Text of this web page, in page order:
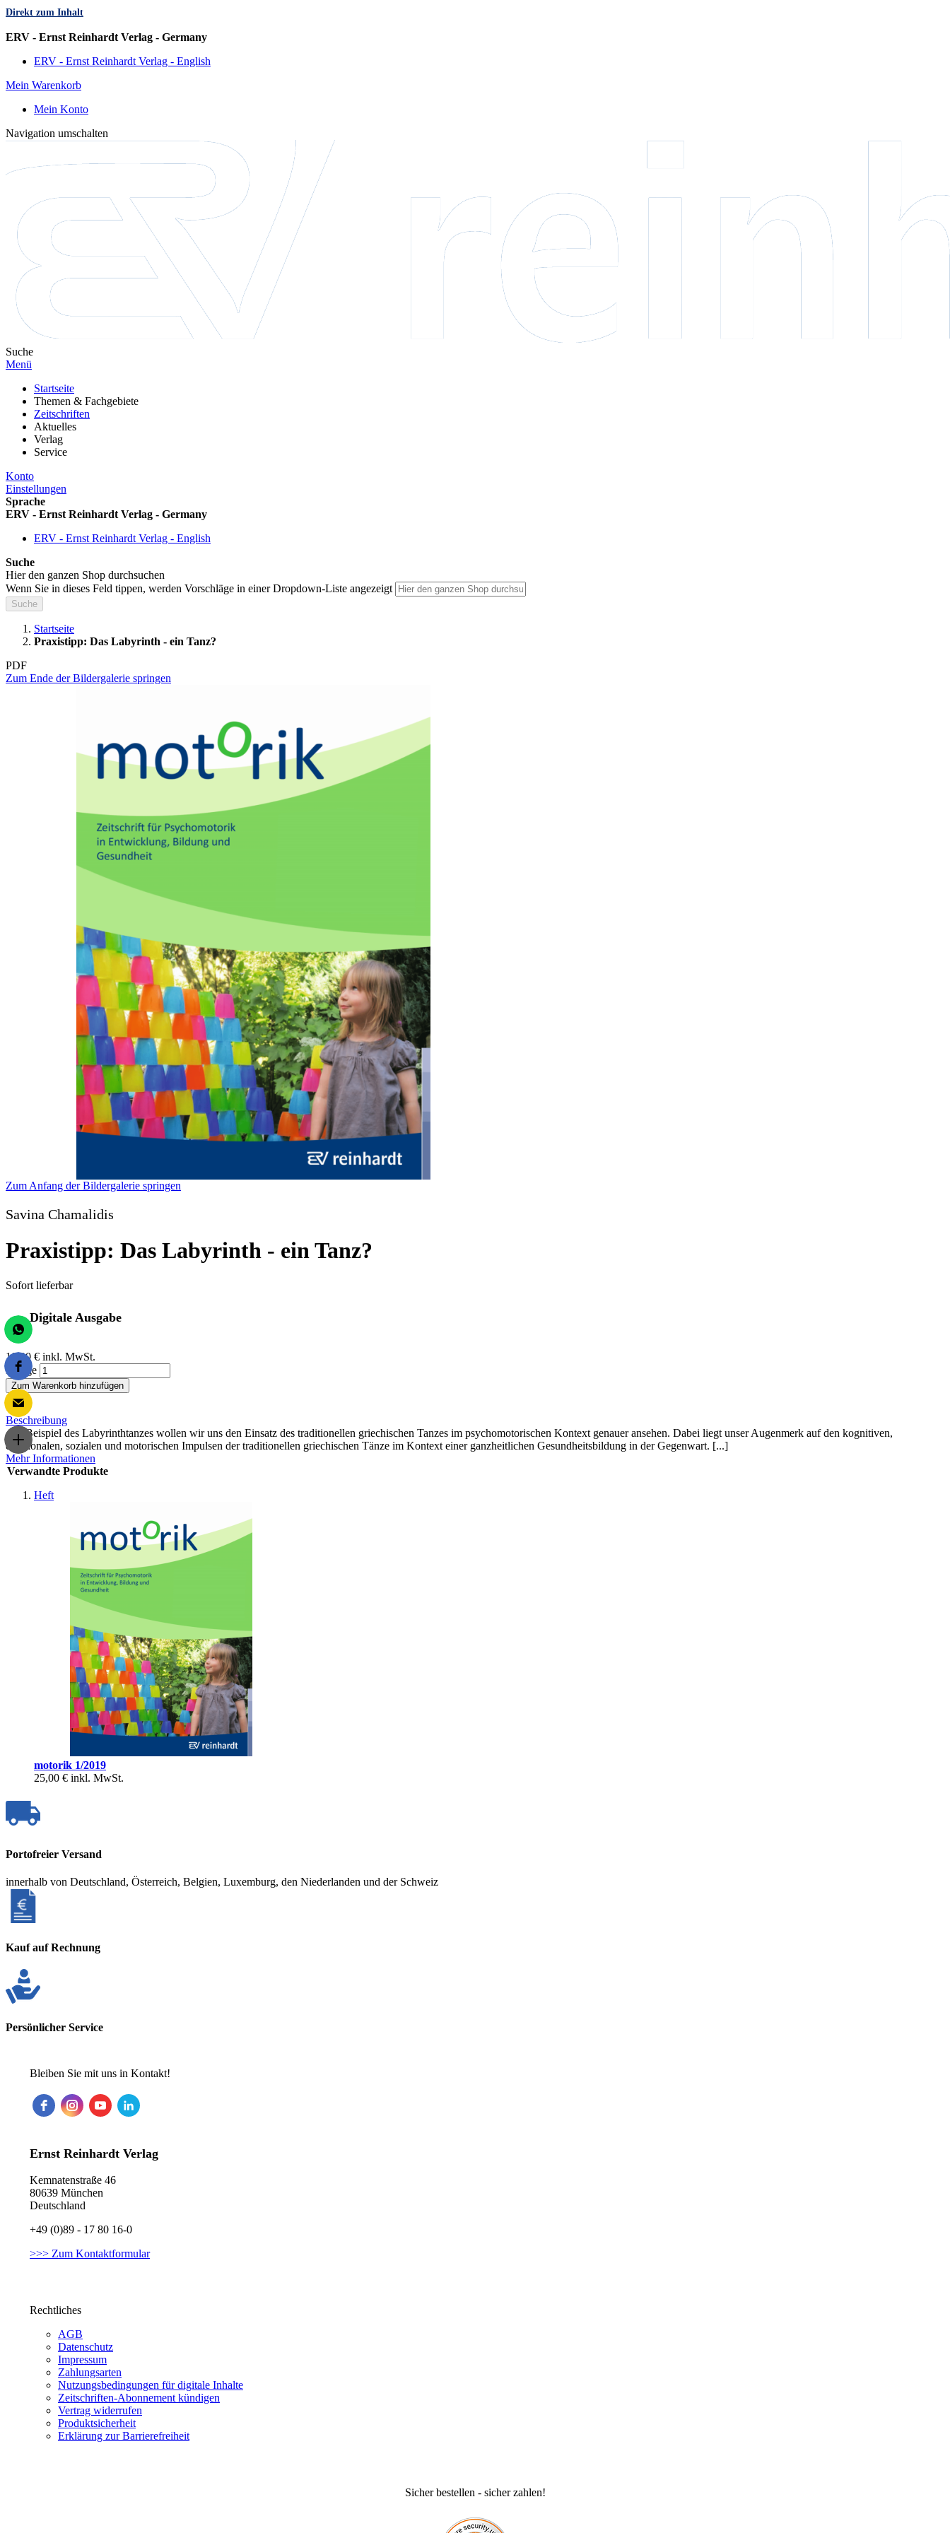
Direkt zum Inhalt
ERV - Ernst Reinhardt Verlag - Germany
ERV - Ernst Reinhardt Verlag - English
Mein Warenkorb
Mein Konto
Navigation umschalten
Suche
Menü
Startseite
Themen & Fachgebiete
Zeitschriften
Aktuelles
Verlag
Service
Konto
Einstellungen
Sprache
ERV - Ernst Reinhardt Verlag - Germany
ERV - Ernst Reinhardt Verlag - English
Suche
Hier den ganzen Shop durchsuchen
Wenn Sie in dieses Feld tippen, werden Vorschläge in einer Dropdown-Liste angezeigt
Suche
Startseite
Praxistipp: Das Labyrinth - ein Tanz?
PDF
Zum Ende der Bildergalerie springen
Zum Anfang der Bildergalerie springen
Savina Chamalidis
Praxistipp: Das Labyrinth - ein Tanz?
Sofort lieferbar
Digitale Ausgabe
10,00 € inkl. MwSt.
Menge
Zum Warenkorb hinzufügen
Beschreibung
Am Beispiel des Labyrinthtanzes wollen wir uns den Einsatz des traditionellen griechischen Tanzes im psychomotorischen Kontext genauer ansehen. Dabei liegt unser Augenmerk auf den kognitiven,
emotionalen, sozialen und motorischen Impulsen der traditionellen griechischen Tänze im Kontext einer ganzheitlichen Gesundheitsbildung in der Gegenwart. [...]
Mehr Informationen
Verwandte Produkte
Heft
motorik 1/2019
25,00 € inkl. MwSt.
Portofreier Versand
innerhalb von Deutschland, Österreich, Belgien, Luxemburg, den Niederlanden und der Schweiz
Kauf auf Rechnung
Persönlicher Service
Bleiben Sie mit uns in Kontakt!
Ernst Reinhardt Verlag
Kemnatenstraße 46
80639 München
Deutschland
+49 (0)89 - 17 80 16-0
>>> Zum Kontaktformular
Rechtliches
AGB
Datenschutz
Impressum
Zahlungsarten
Nutzungsbedingungen für digitale Inhalte
Zeitschriften-Abonnement kündigen
Vertrag widerrufen
Produktsicherheit
Erklärung zur Barrierefreiheit
Sicher bestellen - sicher zahlen!